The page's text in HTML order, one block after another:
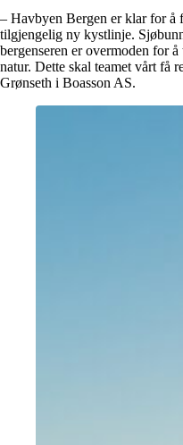
– Havbyen Bergen er klar for å
tilgjengelig ny kystlinje.
bergenseren er overmoden for
natur. Dette skal teamet vårt få
Grønseth i Boasson AS.